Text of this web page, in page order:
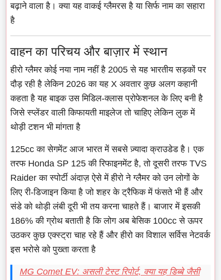
बढ़ाने वाला है। क्या यह वाकई ग्लैमरस है या सिर्फ नाम का सहारा
है
वाहन का परिचय और बाज़ार में स्थान
हीरो ग्लैमर कोई नया नाम नहीं है 2005 से यह भारतीय सड़कों पर
दौड़ रही है लेकिन 2026 का यह X अवतार कुछ अलग कहानी
कहता है यह बाइक उस मिडिल-क्लास प्रोफेशनल के लिए बनी है
जिसे स्प्लेंडर वाली किफायती माइलेज तो चाहिए लेकिन लुक में
थोड़ी टशन भी मांगता है
125cc का सेगमेंट आज भारत में सबसे ज़्यादा क्राउडेड है। एक
तरफ Honda SP 125 की रिफाइनमेंट है, तो दूसरी तरफ TVS
Raider का स्पोर्टी अंदाज़ ऐसे में हीरो ने ग्लैमर को उन लोगों के
लिए री-डिजाइन किया है जो शहर के ट्रैफिक में फंसते भी हैं और
संडे को थोड़ी लंबी दूरी भी तय करना चाहते हैं। बाजार में इसकी
186% की ग्रोथ बताती है कि लोग अब बेसिक 100cc से ऊपर
उठकर कुछ एक्स्ट्रा चाह रहे हैं और हीरो का विशाल सर्विस नेटवर्क
इस भरोसे को पुख्ता करता है
MG Comet EV: असली टेस्ट रिपोर्ट, क्या यह डिब्बे जैसी